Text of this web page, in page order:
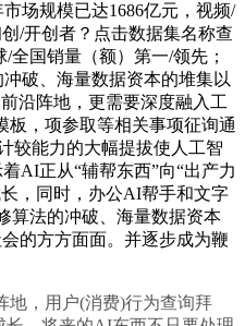
场规模已达1686亿元，视频/
/开创者？点击数据集名称查
国销量（额）第一/领先；
破、海量数据资本的堆集以
沿阵地，更需要深度融入工
，项参取等相关事项征询通
较能力的大幅提拔使人工智
AI正从“辅帮东西”向“出产力
，同时，办公AI帮手和文字
算法的冲破、海量数据资本
的方方面面。并逐步成为鞭
，用户(消费)行为查询拜